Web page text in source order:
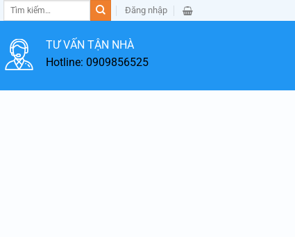
Tìm
Đăng nhập
TƯ VẤN TẬN NHÀ
Hotline: 0909856525